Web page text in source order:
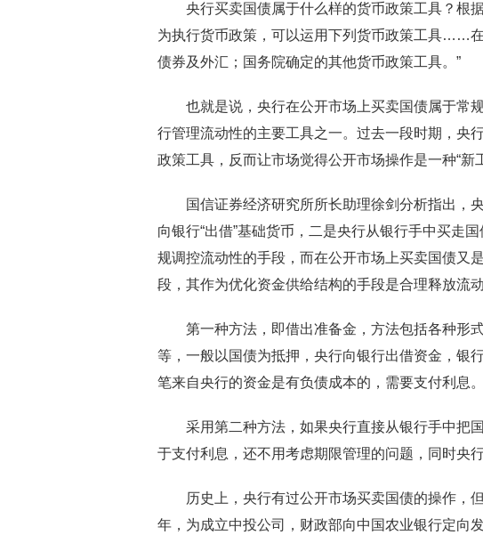
央行买卖国债属于什么样的货币政策工具？根
为执行货币政策，可以运用下列货币政策工具……
债券及外汇；国务院确定的其他货币政策工具。”
也就是说，央行在公开市场上买卖国债属于常
行管理流动性的主要工具之一。过去一段时期，央
政策工具，反而让市场觉得公开市场操作是一种“新工
国信证券经济研究所所长助理徐剑分析指出，
向银行“出借”基础货币，二是央行从银行手中买走
规调控流动性的手段，而在公开市场上买卖国债又
段，其作为优化资金供给结构的手段是合理释放流
第一种方法，即借出准备金，方法包括各种形
等，一般以国债为抵押，央行向银行出借资金，银
笔来自央行的资金是有负债成本的，需要支付利息。
采用第二种方法，如果央行直接从银行手中把
于支付利息，还不用考虑期限管理的问题，同时央
历史上，央行有过公开市场买卖国债的操作，
年，为成立中投公司，财政部向中国农业银行定向